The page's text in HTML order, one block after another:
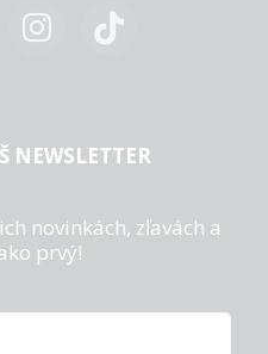
NEWSLETTER
novinkách, zľavách a
prvý!